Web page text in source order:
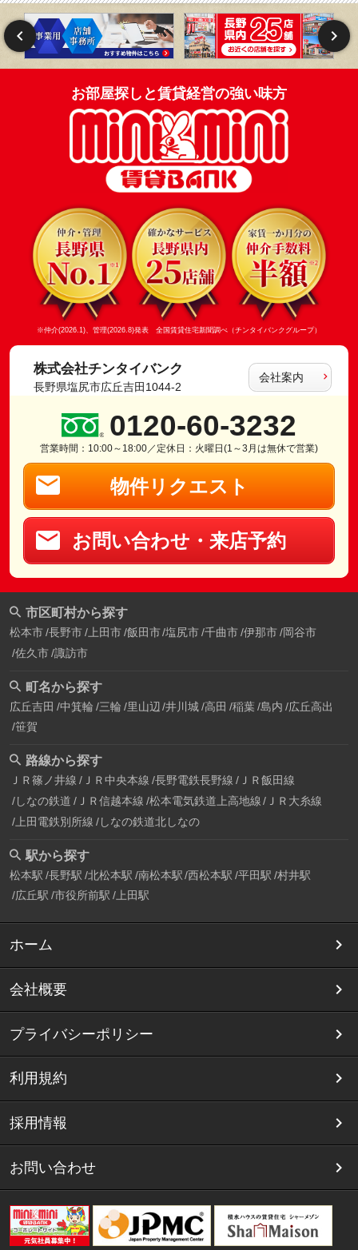
お部屋探しと賃貸経営の強い味方
※仲介(2026.1)、管理(2026.8)発表 全国賃貸住宅新聞調べ（チンタイバンクグループ）
株式会社チンタイバンク
長野県塩尻市広丘吉田1044-2
会社案内
0120-60-3232
営業時間：10:00～18:00／定休日：火曜日(1～3月は無休で営業)
物件リクエスト
お問い合わせ・来店予約
市区町村から探す
松本市 長野市 上田市 飯田市 塩尻市 千曲市 伊那市 岡谷市
佐久市 諏訪市
町名から探す
広丘吉田 中箕輪 三輪 里山辺 井川城 高田 稲葉 島内 広丘高出
笹賀
路線から探す
ＪＲ篠ノ井線 ＪＲ中央本線 長野電鉄長野線 ＪＲ飯田線
しなの鉄道 ＪＲ信越本線 松本電気鉄道上高地線
ＪＲ大糸線
上田電鉄別所線 しなの鉄道北しなの
駅から探す
松本駅 長野駅 北松本駅 南松本駅 西松本駅 平田駅 村井駅
広丘駅 市役所前駅 上田駅
ホーム
会社概要
プライバシーポリシー
利用規約
採用情報
お問い合わせ